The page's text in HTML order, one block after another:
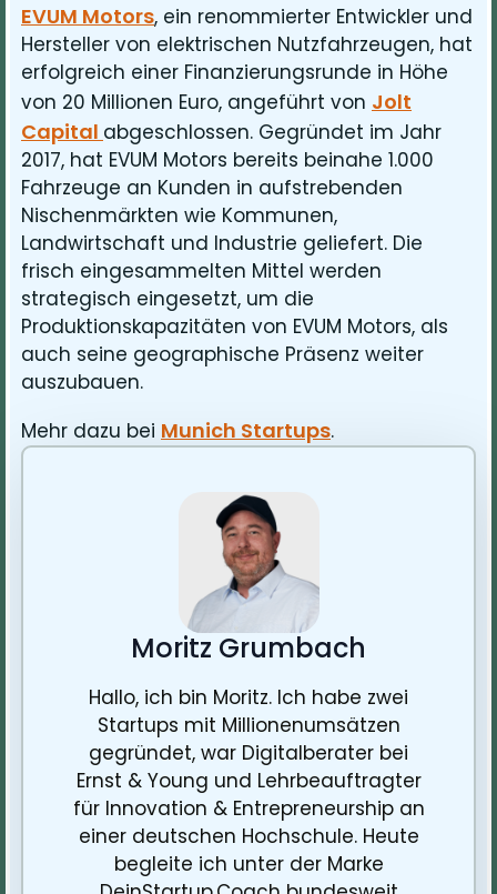
EVUM Motors, ein renommierter Entwickler und
Hersteller von elektrischen Nutzfahrzeugen, hat
erfolgreich einer Finanzierungsrunde in Höhe
von 20 Millionen Euro, angeführt von Jolt
Capital abgeschlossen. Gegründet im Jahr
2017, hat EVUM Motors bereits beinahe 1.000
Fahrzeuge an Kunden in aufstrebenden
Nischenmärkten wie Kommunen,
Landwirtschaft und Industrie geliefert. Die
frisch eingesammelten Mittel werden
strategisch eingesetzt, um die
Produktionskapazitäten von EVUM Motors, als
auch seine geographische Präsenz weiter
auszubauen.
Mehr dazu bei Munich Startups.
Moritz Grumbach
Hallo, ich bin Moritz. Ich habe zwei
Startups mit Millionenumsätzen
gegründet, war Digitalberater bei
Ernst & Young und Lehrbeauftragter
für Innovation & Entrepreneurship an
einer deutschen Hochschule. Heute
begleite ich unter der Marke